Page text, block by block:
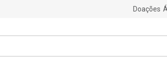
Doações